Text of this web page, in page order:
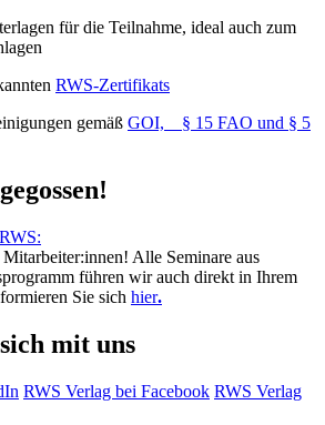
für die Teilnahme, ideal auch zum
RWS-Zertifikats
gemäß GOI, § 15 FAO und § 5
Alle Seminare aus
führen wir auch direkt in Ihrem
Sie sich hier.
mit uns
RWS Verlag bei Facebook RWS Verlag